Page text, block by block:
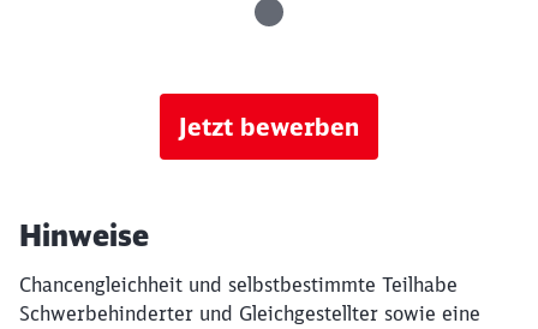
Jetzt bewerben
Hinweise
Chancengleichheit und selbstbestimmte Teilhabe
Schwerbehinderter und Gleichgestellter sowie eine